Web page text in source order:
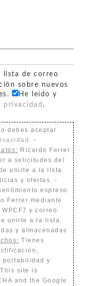
lista de correo
sobre nuevos
He leído y
privacidad .
debes aceptar
. -
Ricardo Ferrer
a solicitudes del
unirte a la lista
y ofertas. -
expreso
Ferrer mediante
y correo
unirte a la lista,
y almacenadas
Tienes
portabilidad y
site is
and the Google